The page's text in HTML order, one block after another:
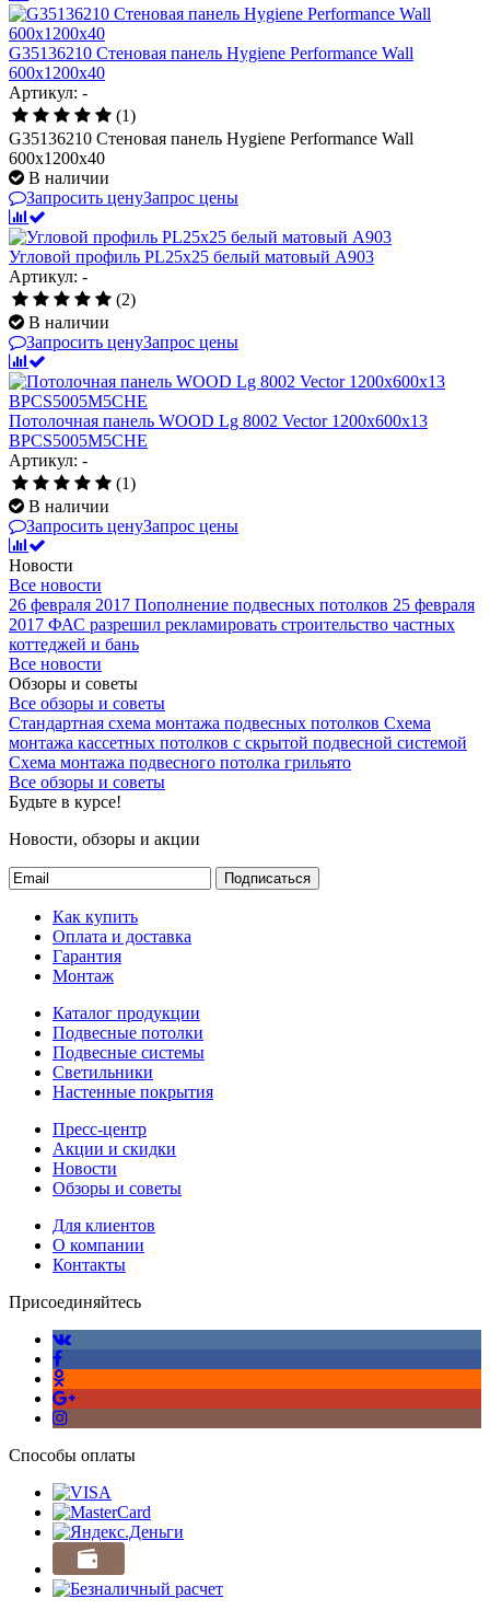
G35136210 Стеновая панель Hygiene Performance Wall
600x1200x40
Артикул: -
(1)
G35136210 Стеновая панель Hygiene Performance Wall
600x1200x40
В наличии
Запросить ценуЗапрос цены
Угловой профиль PL25х25 белый матовый А903
Артикул: -
(2)
В наличии
Запросить ценуЗапрос цены
Потолочная панель WOOD Lg 8002 Vector 1200x600x13
BPCS5005M5CHE
Артикул: -
(1)
В наличии
Запросить ценуЗапрос цены
Новости
Все новости
26 февраля 2017 Пополнение подвесных потолков 25 февраля
2017 ФАС разрешил рекламировать строительство частных
коттеджей и бань
Все новости
Обзоры и советы
Все обзоры и советы
Стандартная схема монтажа подвесных потолков Схема
монтажа кассетных потолков с скрытой подвесной системой
Схема монтажа подвесного потолка грильято
Все обзоры и советы
Будьте в курсе!
Новости, обзоры и акции
Подписаться
Как купить
Оплата и доставка
Гарантия
Монтаж
Каталог продукции
Подвесные потолки
Подвесные системы
Светильники
Настенные покрытия
Пресс-центр
Акции и скидки
Новости
Обзоры и советы
Для клиентов
О компании
Контакты
Присоединяйтесь
Способы оплаты